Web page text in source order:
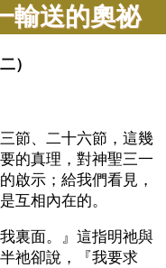
輸送的奧祕
）
節、二十六節，這幾
的真理，對神聖三一
啟示；給我們看見，
互相內在的。
裏面。』這指明祂與
祂卻說，『我要求